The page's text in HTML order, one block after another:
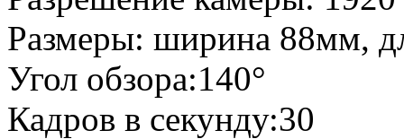
Размеры: ширина 88мм,
Угол обзора:140°
Кадров в секунду:30